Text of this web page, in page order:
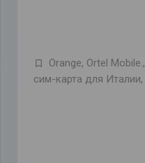
Orange, Ortel Mobile. ,
сим-карта для Италии,